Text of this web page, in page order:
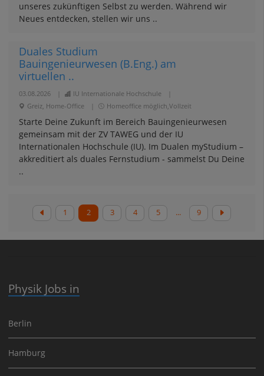
unseres zukünftigen Selbst zu werden. Während wir
Neues entdecken, stellen wir uns ..
Duales Studium
Bauingenieurwesen (B.Eng.) am
virtuellen ..
03.08.2026 IU Internationale Hochschule
Greiz, Home-Office
Homeoffice möglich,Vollzeit
Starte Deine Zukunft im Bereich Bauingenieurwesen
gemeinsam mit der ZV TAWEG und der IU
Internationalen Hochschule (IU). Im Dualen myStudium –
akkreditiert als duales Fernstudium - sammelst Du Deine
..
1 2 3 4 5 ... 9
Physik Jobs in
Berlin
Hamburg